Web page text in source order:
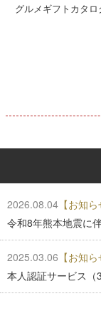
グルメギフトカタロ
2026.08.04 【お知ら
令和8年熊本地震に
2025.03.06 【お知ら
本人認証サービス（